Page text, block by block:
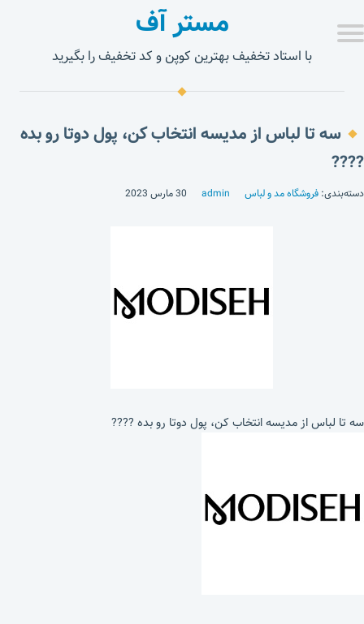
مستر آف
با استاد تخفیف بهترین کوپن و کد تخفیف را بگیرید
سه تا لباس از مدیسه انتخاب کن، پول دوتا رو بده
????
دسته‌بندی: فروشگاه مد و لباس admin 30 مارس 2023
سه تا لباس از مدیسه انتخاب کن، پول دوتا رو بده ????